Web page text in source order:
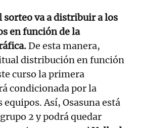
sorteo va a distribuir a los
en función de la
De esta manera,
distribución en función
curso la primera
condicionada por la
Así, Osasuna está
2 y podrá quedar